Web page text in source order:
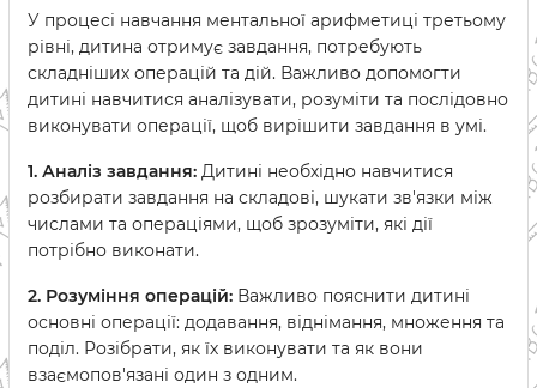
У процесі навчання ментальної арифметиці третьому
рівні, дитина отримує завдання, потребують
складніших операцій та дій. Важливо допомогти
дитині навчитися аналізувати, розуміти та послідовно
виконувати операції, щоб вирішити завдання в умі.
1. Аналіз завдання: Дитині необхідно навчитися
розбирати завдання на складові, шукати зв'язки між
числами та операціями, щоб зрозуміти, які дії
потрібно виконати.
2. Розуміння операцій: Важливо пояснити дитині
основні операції: додавання, віднімання, множення та
поділ. Розібрати, як їх виконувати та як вони
взаємопов'язані один з одним.